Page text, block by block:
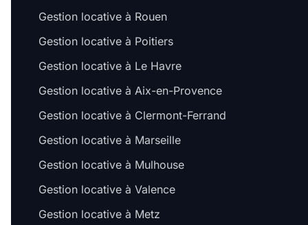
Gestion locative à Rouen
Gestion locative à Poitiers
Gestion locative à Le Havre
Gestion locative à Aix-en-Provence
Gestion locative à Clermont-Ferrand
Gestion locative à Marseille
Gestion locative à Mulhouse
Gestion locative à Valence
Gestion locative à Metz